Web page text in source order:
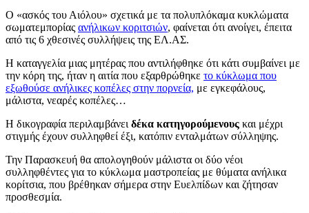
Ο «ασκός του Αιόλου» σχετικά με τα πολυπλόκαμα κυκλώματα
σωματεμπορίας ανήλικων κοριτσιών, φαίνεται ότι ανοίγει, έπειτα
από τις 6 χθεσινές συλλήψεις της ΕΛ.ΑΣ.
Η καταγγελία μιας μητέρας που αντιλήφθηκε ότι κάτι συμβαίνει με
την κόρη της, ήταν η αιτία που εξαρθρώθηκε το κύκλωμα που
εξωθούσε ανήλικες κοπέλες στην πορνεία, με εγκεφάλους,
μάλιστα, νεαρές κοπέλες…
Η δικογραφία περιλαμβάνει δέκα κατηγορούμενους και μέχρι
στιγμής έχουν συλληφθεί έξι, κατόπιν ενταλμάτων σύλληψης.
Την Παρασκευή θα απολογηθούν μάλιστα οι δύο νέοι
συλληφθέντες για το κύκλωμα μαστροπείας με θύματα ανήλικα
κορίτσια, που βρέθηκαν σήμερα στην Ευελπίδων και ζήτησαν
προσθεσμία.